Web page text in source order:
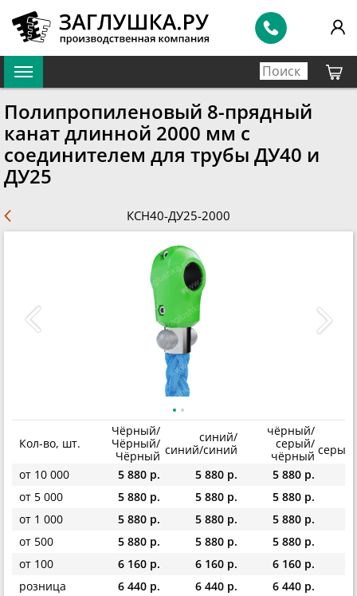
Полипропиленовый 8-прядный
канат длинной 2000 мм с
соединителем для трубы ДУ40 и
ДУ25
КСН40-ДУ25-2000
Кол-во, шт.
Чёрный/
Чёрный/
Чёрный
синий/
синий/синий
чёрный/
серый/
чёрный
от 10 000
5 880 р. 5 880 р. 5 880 р.
от 5 000
5 880 р. 5 880 р. 5 880 р.
от 1 000
5 880 р. 5 880 р. 5 880 р.
от 500
5 880 р. 5 880 р. 5 880 р.
от 100
6 160 р. 6 160 р. 6 160 р.
розница
6 440 р. 6 440 р. 6 440 р.